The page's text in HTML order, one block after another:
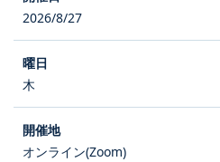
2026/8/27
木
オンライン(Zoom)